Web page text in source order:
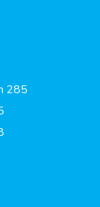
285